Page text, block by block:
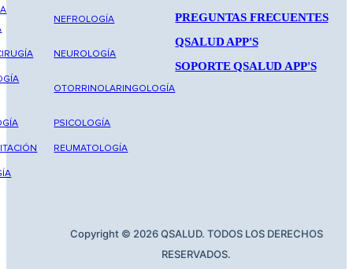
NEFROLOGÍA
NEUROLOGÍA
OTORRINOLARINGOLOGÍA
PSICOLOGÍA
REUMATOLOGÍA
PREGUNTAS FRECUENTES
QSALUD APP'S
SOPORTE QSALUD APP'S
Copyright © 2026 QSALUD. TODOS LOS DERECHOS
RESERVADOS.